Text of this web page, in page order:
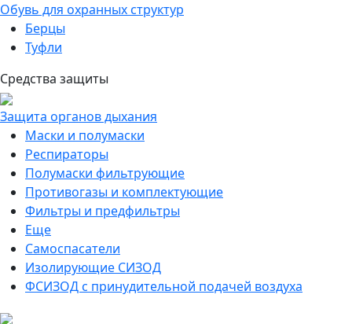
Обувь для охранных структур
Берцы
Туфли
Средства защиты
Защита органов дыхания
Маски и полумаски
Респираторы
Полумаски фильтрующие
Противогазы и комплектующие
Фильтры и предфильтры
Еще
Самоспасатели
Изолирующие СИЗОД
ФСИЗОД с принудительной подачей воздуха